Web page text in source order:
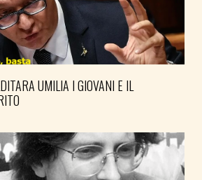
UMILIA I GIOVANI E IL